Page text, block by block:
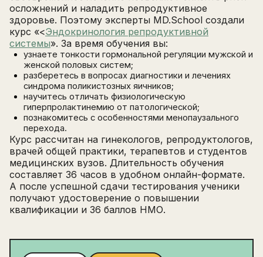
Написать в поддержку
Имя
Email
минимум 10 символов
осложнений и наладить репродуктивное
здоровье. Поэтому эксперты MD.School создали
курс «<Эндокринология репродуктивной
системы». За время обучения вы:
узнаете тонкости гормональной регуляции мужской и
женской половых систем;
разберетесь в вопросах диагностики и лечениях
синдрома поликистозных яичников;
научитесь отличать физиологическую
гиперпролактинемию от патологической;
познакомитесь с особенностями менопаузального
перехода.
Курс рассчитан на гинекологов, репродуктологов,
врачей общей практики, терапевтов и студентов
медицинских вузов. Длительность обучения
составляет 36 часов в удобном онлайн-формате.
А после успешной сдачи тестирования ученики
получают удостоверение о повышении
квалификации и 36 баллов НМО.